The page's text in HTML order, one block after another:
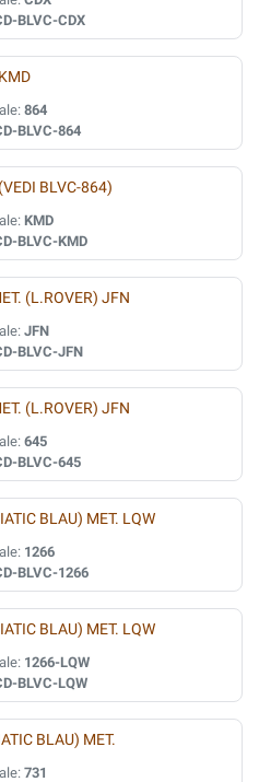
BLVC-CDX
864
BLVC-864
BLVC-864)
KMD
BLVC-KMD
(L.ROVER) JFN
JFN
BLVC-JFN
(L.ROVER) JFN
645
BLVC-645
BLAU) MET. LQW
1266
BLVC-1266
BLAU) MET. LQW
1266-LQW
BLVC-LQW
BLAU) MET.
731